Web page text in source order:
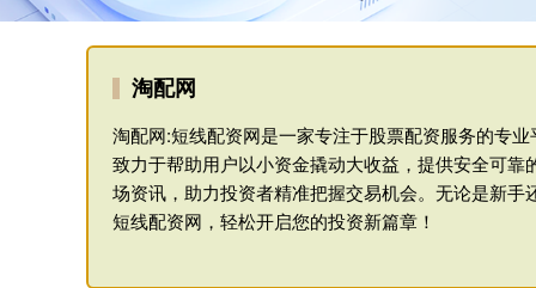
淘配网
淘配网:短线配资网是一家专注于股票配资服务的专
致力于帮助用户以小资金撬动大收益，提供安全可
场资讯，助力投资者精准把握交易机会。无论是新
短线配资网，轻松开启您的投资新篇章！